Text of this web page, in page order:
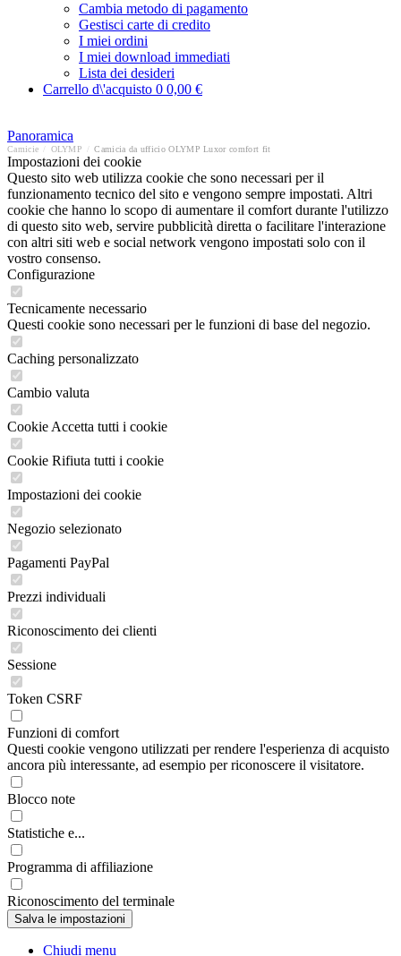
Cambia metodo di pagamento
Gestisci carte di credito
I miei ordini
I miei download immediati
Lista dei desideri
Carrello d\'acquisto 0 0,00 €
Panoramica
Camicie OLYMP Camicia da ufficio OLYMP Luxor comfort fit
Impostazioni dei cookie
Questo sito web utilizza cookie che sono necessari per il
funzionamento tecnico del sito e vengono sempre impostati. Altri
cookie che hanno lo scopo di aumentare il comfort durante l'utilizzo
di questo sito web, servire pubblicità diretta o facilitare l'interazione
con altri siti web e social network vengono impostati solo con il
vostro consenso.
Configurazione
Tecnicamente necessario
Questi cookie sono necessari per le funzioni di base del negozio.
Caching personalizzato
Cambio valuta
Cookie Accetta tutti i cookie
Cookie Rifiuta tutti i cookie
Impostazioni dei cookie
Negozio selezionato
Pagamenti PayPal
Prezzi individuali
Riconoscimento dei clienti
Sessione
Token CSRF
Funzioni di comfort
Questi cookie vengono utilizzati per rendere l'esperienza di acquisto
ancora più interessante, ad esempio per riconoscere il visitatore.
Blocco note
Statistiche e...
Programma di affiliazione
Riconoscimento del terminale
Chiudi menu